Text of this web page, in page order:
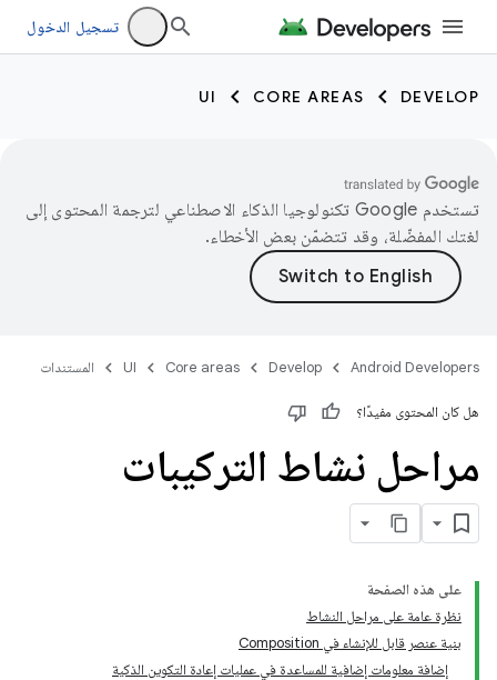
تسجيل الدخول
DEVELOP
CORE AREAS
UI
تستخدم Google تكنولوجيا الذكاء الاصطناعي لترجمة المحتوى إلى
لغتك المفضّلة، وقد تتضمّن بعض الأخطاء.
Android Developers
Develop
Core areas
UI المستندات
هل كان المحتوى مفيدًا؟
مراحل نشاط التركيبات
على هذه الصفحة
نظرة عامة على مراحل النشاط
بنية عنصر قابل للإنشاء في Composition
إضافة معلومات إضافية للمساعدة في عمليات إعادة التكوين الذكية